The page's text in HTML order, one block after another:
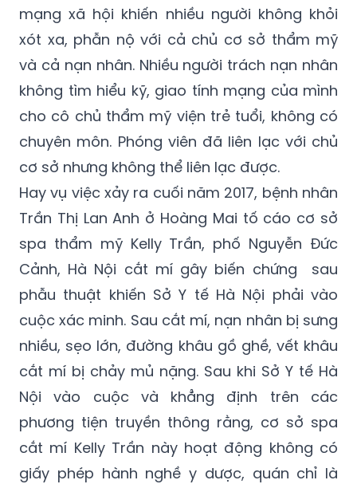
mạng xã hội khiến nhiều người không khỏi
xót xa, phẫn nộ với cả chủ cơ sở thẩm mỹ
và cả nạn nhân. Nhiều người trách nạn nhân
không tìm hiểu kỹ, giao tính mạng của mình
cho cô chủ thẩm mỹ viện trẻ tuổi, không có
chuyên môn. Phóng viên đã liên lạc với chủ
cơ sở nhưng không thể liên lạc được.
Hay vụ việc xảy ra cuối năm 2017, bệnh nhân
Trần Thị Lan Anh ở Hoàng Mai tố cáo cơ sở
spa thẩm mỹ Kelly Trần, phố Nguyễn Đức
Cảnh, Hà Nội cắt mí gây biến chứng sau
phẫu thuật khiến Sở Y tế Hà Nội phải vào
cuộc xác minh. Sau cắt mí, nạn nhân bị sưng
nhiều, sẹo lớn, đường khâu gồ ghề, vết khâu
cắt mí bị chảy mủ nặng. Sau khi Sở Y tế Hà
Nội vào cuộc và khẳng định trên các
phương tiện truyền thông rằng, cơ sở spa
cắt mí Kelly Trần này hoạt động không có
giấy phép hành nghề y dược, quán chỉ là